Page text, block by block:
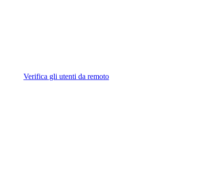
Verifica gli utenti da remoto